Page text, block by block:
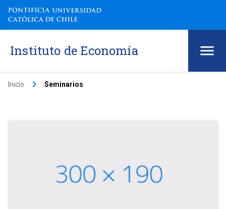
Instituto de Economía
Inicio keyboard_arrow_right Seminarios